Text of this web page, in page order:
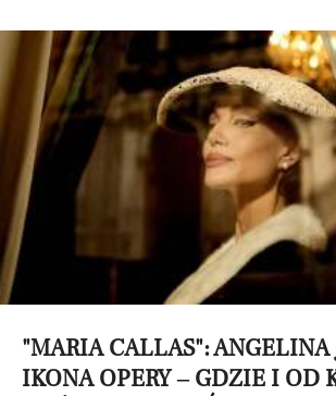
"MARIA CALLAS": ANGELINA
IKONA OPERY – GDZIE I OD